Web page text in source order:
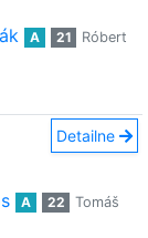
A 21
Róbert
Detailne
A 22
Tomáš